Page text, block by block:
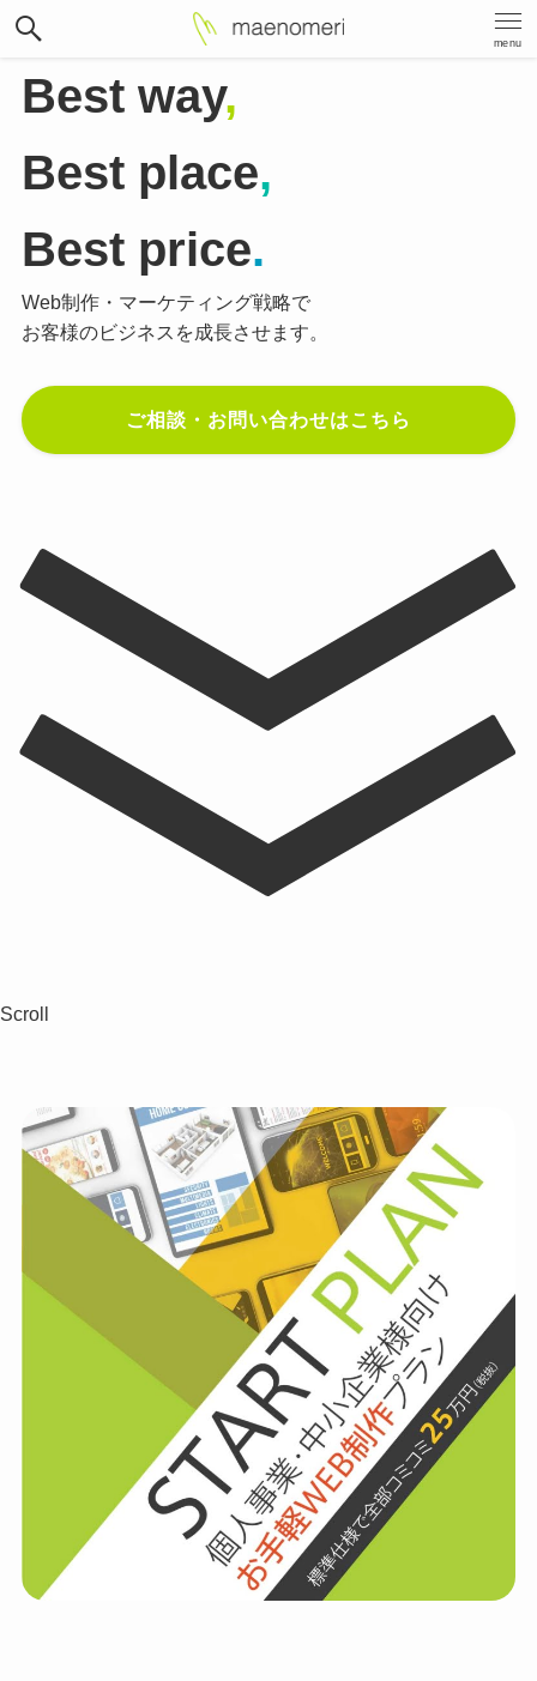
menu
Best way,
Best place,
Best price.
Web制作・マーケティング戦略で
お客様のビジネスを成長させます。
ご相談・お問い合わせはこちら
Scroll